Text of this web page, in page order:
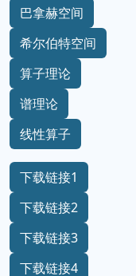
巴拿赫空间
希尔伯特空间
算子理论
谱理论
线性算子
下载链接1
下载链接2
下载链接3
下载链接4